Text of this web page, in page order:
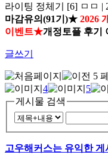
라이팅 정체기 [6] ㅁㅁ |
마감유의(91기)★ 2026
이벤트★개정토플 후기
글쓰기
4
5
게시물 검색
고우해커스는 유익한